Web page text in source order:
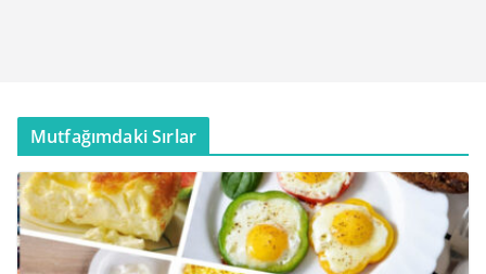
Mutfağımdaki Sırlar